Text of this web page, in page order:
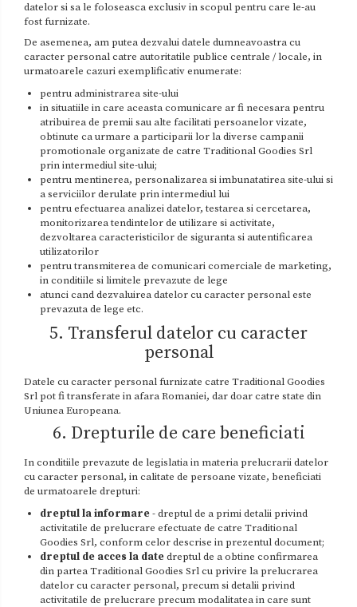
datelor si sa le foloseasca exclusiv in scopul pentru care le-au
fost furnizate.
De asemenea, am putea dezvalui datele dumneavoastra cu
caracter personal catre autoritatile publice centrale / locale, in
urmatoarele cazuri exemplificativ enumerate:
pentru administrarea site-ului
in situatiile in care aceasta comunicare ar fi necesara pentru
atribuirea de premii sau alte facilitati persoanelor vizate,
obtinute ca urmare a participarii lor la diverse campanii
promotionale organizate de catre Traditional Goodies Srl
prin intermediul site-ului;
pentru mentinerea, personalizarea si imbunatatirea site-ului si
a serviciilor derulate prin intermediul lui
pentru efectuarea analizei datelor, testarea si cercetarea,
monitorizarea tendintelor de utilizare si activitate,
dezvoltarea caracteristicilor de siguranta si autentificarea
utilizatorilor
pentru transmiterea de comunicari comerciale de marketing,
in conditiile si limitele prevazute de lege
atunci cand dezvaluirea datelor cu caracter personal este
prevazuta de lege etc.
5. Transferul datelor cu caracter
personal
Datele cu caracter personal furnizate catre Traditional Goodies
Srl pot fi transferate in afara Romaniei, dar doar catre state din
Uniunea Europeana.
6. Drepturile de care beneficiati
In conditiile prevazute de legislatia in materia prelucrarii datelor
cu caracter personal, in calitate de persoane vizate, beneficiati
de urmatoarele drepturi:
dreptul la informare- dreptul de a primi detalii privind
activitatile de prelucrare efectuate de catre Traditional
Goodies Srl, conform celor descrise in prezentul document;
dreptul de acces la datedreptul de a obtine confirmarea
din partea Traditional Goodies Srl cu privire la prelucrarea
datelor cu caracter personal, precum si detalii privind
activitatile de prelucrare precum modalitatea in care sunt